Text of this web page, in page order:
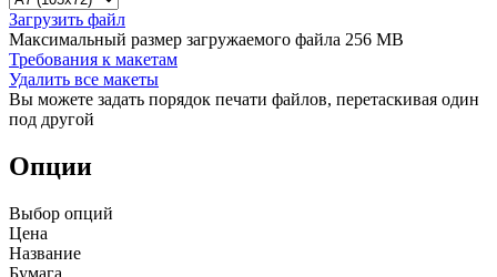
Загрузить файл
Максимальный размер загружаемого файла 256 MB
Требования к макетам
Удалить все макеты
Вы можете задать порядок печати файлов, перетаскивая один
под другой
Опции
Выбор опций
Цена
Название
Бумага